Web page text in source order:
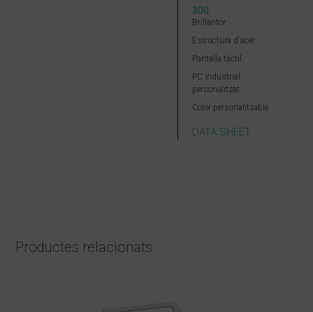
300
Brillantor
Estructura d´acer
Pantalla tàctil
PC industrial
personalitzat
Color personalitzable
DATA SHEET
Productes relacionats